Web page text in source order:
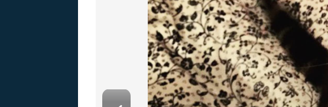
Výročí
MARIE TEREZIE
NAPOLEON
BONAPARTE